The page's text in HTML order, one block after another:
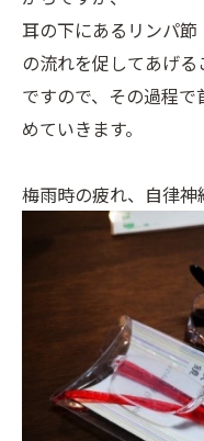
耳の下にあるリンパ
の流れを促してあげる
ですので、その過程
めていきます。
梅雨時の疲れ、自律